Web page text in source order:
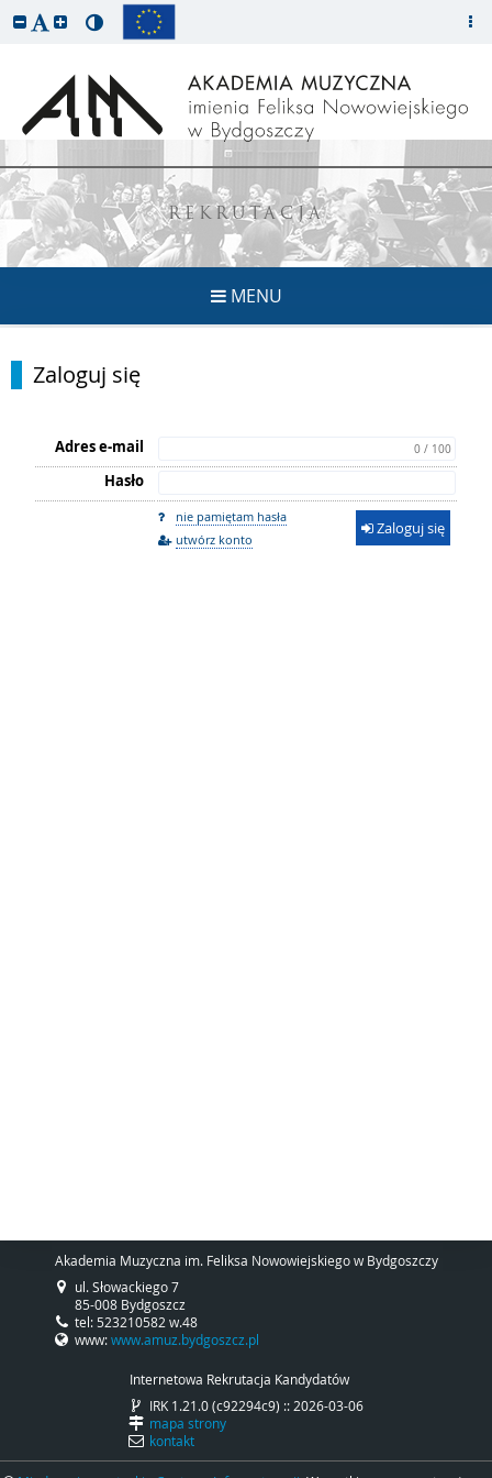
REKRUTACJA
MENU
Zaloguj się
Adres e-mail 0 / 100
Hasło
nie pamiętam hasła
utwórz konto
Zaloguj się
Akademia Muzyczna im. Feliksa Nowowiejskiego w Bydgoszczy
ul. Słowackiego 7
85-008 Bydgoszcz
tel: 523210582 w.48
www:www.amuz.bydgoszcz.pl
Internetowa Rekrutacja Kandydatów
IRK 1.21.0 (c92294c9) :: 2026-03-06
mapa strony
kontakt